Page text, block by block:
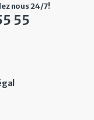
nous 24/7!
55